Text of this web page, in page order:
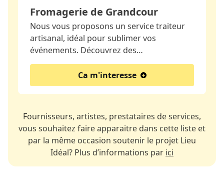
Fromagerie de Grandcour
Nous vous proposons un service traiteur
artisanal, idéal pour sublimer vos
événements. Découvrez des…
Ca m'interesse
Fournisseurs, artistes, prestataires de services,
vous souhaitez faire apparaitre dans cette liste et
par la même occasion soutenir le projet Lieu
Idéal? Plus d’informations par ici